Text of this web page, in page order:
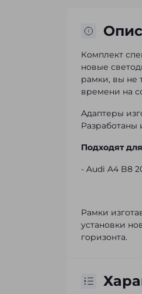
Комплект
новые
рамки, вы не
времени на
Адаптеры
Разработаны
Подходят
- Audi A4 B8
Рамки
установки
горизонта.